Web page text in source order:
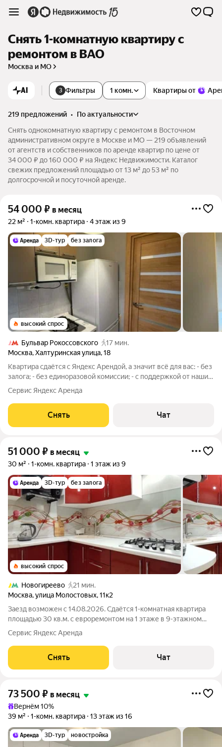
Снять 1-комнатную квартиру с
ремонтом в ВАО
Москва и МО
AI 3 Фильтры Квартиры от
1 комн.
219 предложений •
по актуальности
Снять однокомнатную квартиру с ремонтом в Восточном
административном округе в Москве и МО — 219 объявлений
от агентств и собственников по аренде квартир по цене от
34 000 ₽ до 160 000 ₽ на Яндекс Недвижимости. Каталог
свежих предложений площадью от 13 м² до 53 м² по
долгосрочной и посуточной аренде.
54 000 ₽ в месяц
22 м² 1-комн. квартира 4 этаж из 9
3D-тур без залога
высокий спрос
Бульвар Рокоссовского
17 мин.
Москва,Халтуринская улица,18
Квартира сдаётся с Яндекс Арендой, а значит всё для вас: - без
залога; - без единоразовой комиссии; - с поддержкой от наших
специалистов в процессе проживания. Мы можем показать
вам квартиру онлайн это так же детально, как вживую, только
вы не
Сервис Яндекс Аренда
Снять Чат
51 000 ₽ в месяц
30 м² 1-комн. квартира 1 этаж из 9
3D-тур без залога
высокий спрос
Новогиреево
21 мин.
Москва,улица Молостовых,11к2
Заезд возможен с 14.08.2026. Сдаётся 1-комнатная квартира
площадью 30 кв.м. с евроремонтом на 1 этаже в 9-этажном
доме на срок от 11 месяцев. Из техники есть: Телевизор
Стиральная машина Холодильник Микроволновка Дом -
кирпичный, окна выходят во
Сервис Яндекс Аренда
Снять Чат
73 500 ₽ в месяц
Вернём 10%
39 м²
1-комн. квартира 13 этаж из 16
3D-тур новостройка